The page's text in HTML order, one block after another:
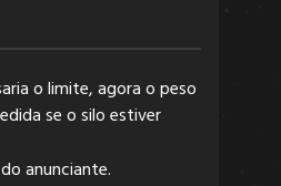
o limite, agora o peso
se o silo estiver
anunciante.